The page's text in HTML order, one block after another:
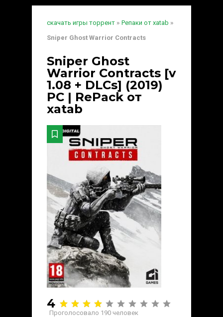
скачать игры торрент » Репаки от xatab »
Sniper Ghost Warrior Contracts
Sniper Ghost
Warrior Contracts [v
1.08 + DLCs] (2019)
PC | RePack от
xatab
4
Проголосовало 190 человек